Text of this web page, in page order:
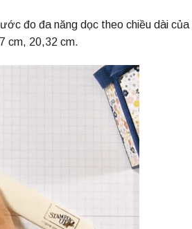
đo đa năng dọc theo chiều dài
cm, 20,32 cm.